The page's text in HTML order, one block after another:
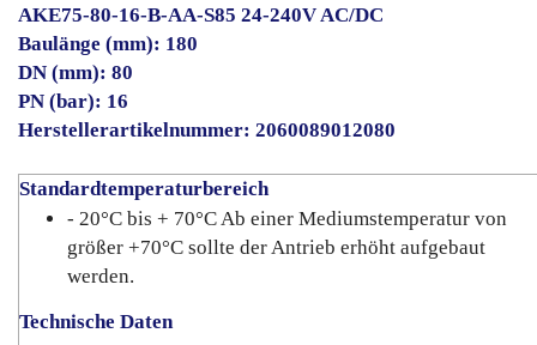
AKE75-80-16-B-AA-S85 24-240V AC/DC
Baulänge (mm): 180
DN (mm): 80
PN (bar): 16
Herstellerartikelnummer: 2060089012080
Standardtemperaturbereich
- 20°C bis + 70°C Ab einer Mediumstemperatur von
größer +70°C sollte der Antrieb erhöht aufgebaut
werden.
Technische Daten